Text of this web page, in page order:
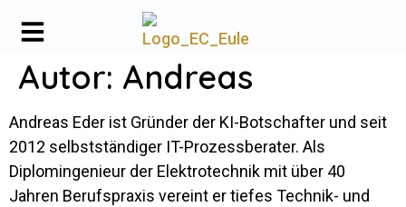
Autor: Andreas
Andreas Eder ist Gründer der KI-Botschafter und seit
2012 selbstständiger IT-Prozessberater. Als
Diplomingenieur der Elektrotechnik mit über 40
Jahren Berufspraxis vereint er tiefes Technik- und